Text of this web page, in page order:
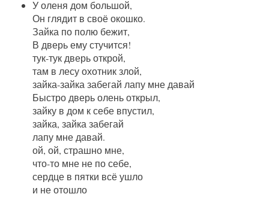
У оленя дом большой,
Он глядит в своё окошко.
Зайка по полю бежит,
В дверь ему стучится!
тук-тук дверь открой,
там в лесу охотник злой,
зайка-зайка забегай лапу мне давай
Быстро дверь олень открыл,
зайку в дом к себе впустил,
зайка, зайка забегай
лапу мне давай.
ой, ой, страшно мне,
что-то мне не по себе,
сердце в пятки всё ушло
и не отошло